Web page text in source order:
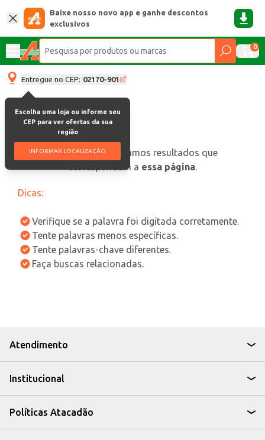
Baixe nosso novo app e ganhe descontos
exclusivos
0
Entregue no CEP: 02170-901
Escolha uma loja ou informe seu
CEP para ver ofertas da sua
região
INFORMAR LOCALIZAÇÃO
oops, não encontramos resultados que
correspondam a essa página.
Dicas:
Verifique se a palavra foi digitada corretamente.
Tente palavras menos específicas.
Tente palavras-chave diferentes.
Faça buscas relacionadas.
Atendimento
Institucional
Políticas Atacadão